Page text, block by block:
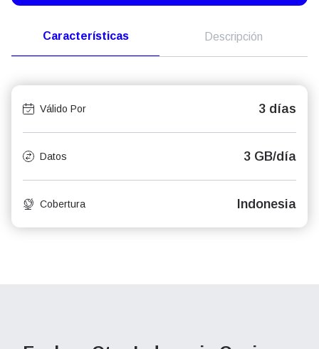
Características Descripción
Válido Por 3 días
Datos 3 GB/día
Cobertura Indonesia